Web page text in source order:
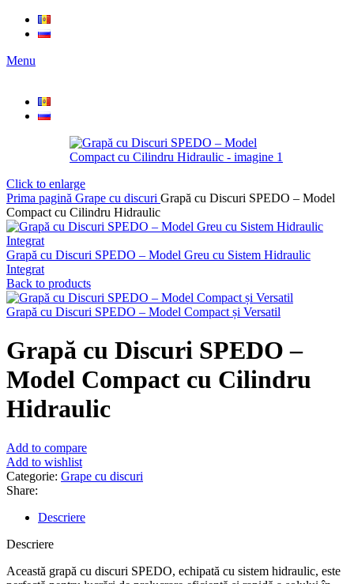
Menu
Click to enlarge
Prima pagină Grape cu discuri Grapă cu Discuri SPEDO – Model
Compact cu Cilindru Hidraulic
Grapă cu Discuri SPEDO – Model Greu cu Sistem Hidraulic
Integrat
Back to products
Grapă cu Discuri SPEDO – Model Compact și Versatil
Grapă cu Discuri SPEDO –
Model Compact cu Cilindru
Hidraulic
Add to compare
Add to wishlist
Categorie: Grape cu discuri
Share:
Descriere
Descriere
Această grapă cu discuri SPEDO, echipată cu sistem hidraulic, este